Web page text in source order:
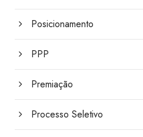
Posicionamento
PPP
Premiação
Processo Seletivo